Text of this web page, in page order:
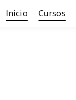
Inicio Cursos